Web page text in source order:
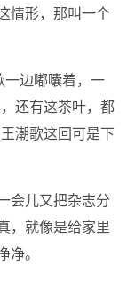
情形，那叫一个
一边嘟囔着，一
还有这茶叶，都
潮歌这回可是下
会儿又把杂志分
，就像是给家里
净。